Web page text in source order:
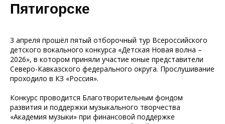
Пятигорске
3 апреля прошёл пятый отборочный тур Всероссийского
детского вокального конкурса «Детская Новая волна –
2026», в котором приняли участие юные представители
Северо-Кавказского федерального округа. Прослушивание
проходило в КЗ «Россия».
Конкурс проводится Благотворительным фондом
развития и поддержки музыкального творчества
«Академия музыки» при финансовой поддержке